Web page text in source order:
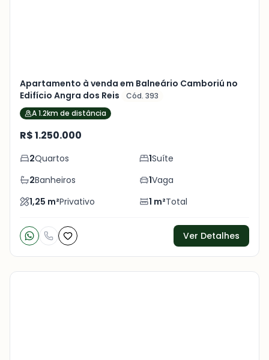
Apartamento à venda em Balneário Camboriú no
Edifício Angra dos Reis
Cód. 393
A 1.2km de distância
R$ 1.250.000
2Quartos 1Suíte
2Banheiros 1Vaga
1,25 m²Privativo 1 m²Total
Ver Detalhes